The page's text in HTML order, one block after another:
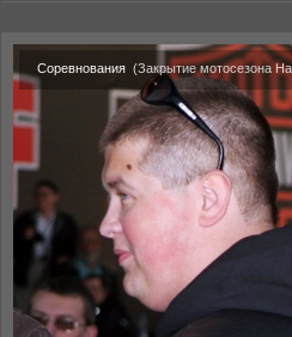
Соревнования (Закрытие мотосезона